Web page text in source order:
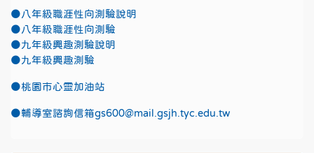
●八年級職涯性向測驗說明
●八年級職涯性向測驗
●九年級興趣測驗說明
●九年級興趣測驗
●桃園市心靈加油站
●輔導室諮詢信箱gs600@mail.gsjh.tyc.edu.tw